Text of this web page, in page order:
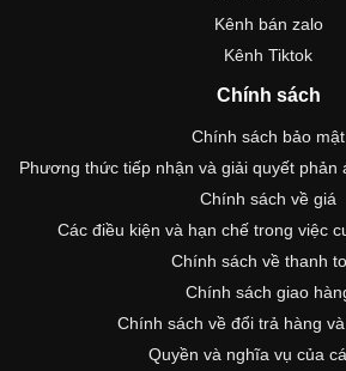
Kênh bán zalo
Kênh Tiktok
Chính sách
Chính sách bảo mật
Phương thức tiếp nhận và giải quyết phản
Chính sách về giá
Các điều kiện và hạn chế trong việc
Chính sách về thanh
Chính sách giao
Chính sách về đổi trả hàng
Quyền và nghĩa vụ của